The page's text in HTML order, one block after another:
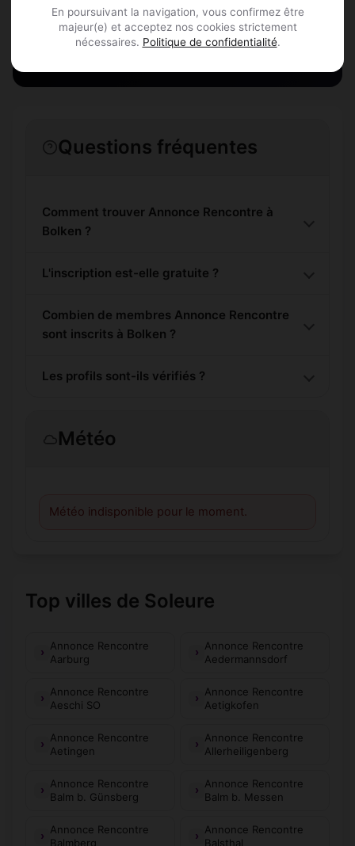
En poursuivant la navigation, vous confirmez être
majeur(e) et acceptez nos cookies strictement
nécessaires. Politique de confidentialité.
S'inscrire gratuitement
Questions fréquentes
Comment trouver Annonce Rencontre à
Bolken ?
L'inscription est-elle gratuite ?
Combien de membres Annonce Rencontre
sont inscrits à Bolken ?
Les profils sont-ils vérifiés ?
Météo
Météo indisponible pour le moment.
Top villes de Soleure
Annonce Rencontre
Aarburg
Annonce Rencontre
Aedermannsdorf
Annonce Rencontre
Aeschi SO
Annonce Rencontre
Aetigkofen
Annonce Rencontre
Aetingen
Annonce Rencontre
Allerheiligenberg
Annonce Rencontre
Balm b. Günsberg
Annonce Rencontre
Balm b. Messen
Annonce Rencontre
Balmberg
Annonce Rencontre
Balsthal